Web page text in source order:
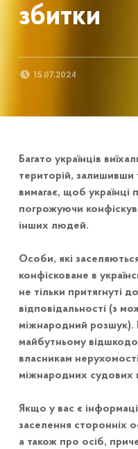
збитки
15.07.2024
Багато українців
територій,
вимагає, щоб українці
погрожуючи
інших людей.
Особи, які
конфісковане в
не тільки притягнуті
відповідальності (з
міжнародний розшук).
майбутньому
власникам
міжнародних судових
Якщо у вас є
заселення сторонніх
а також про осіб,